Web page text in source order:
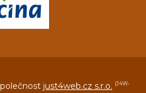
just4web.cz s.r.o. (J4W-